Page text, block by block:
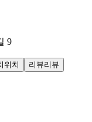
9
위치 리뷰리뷰